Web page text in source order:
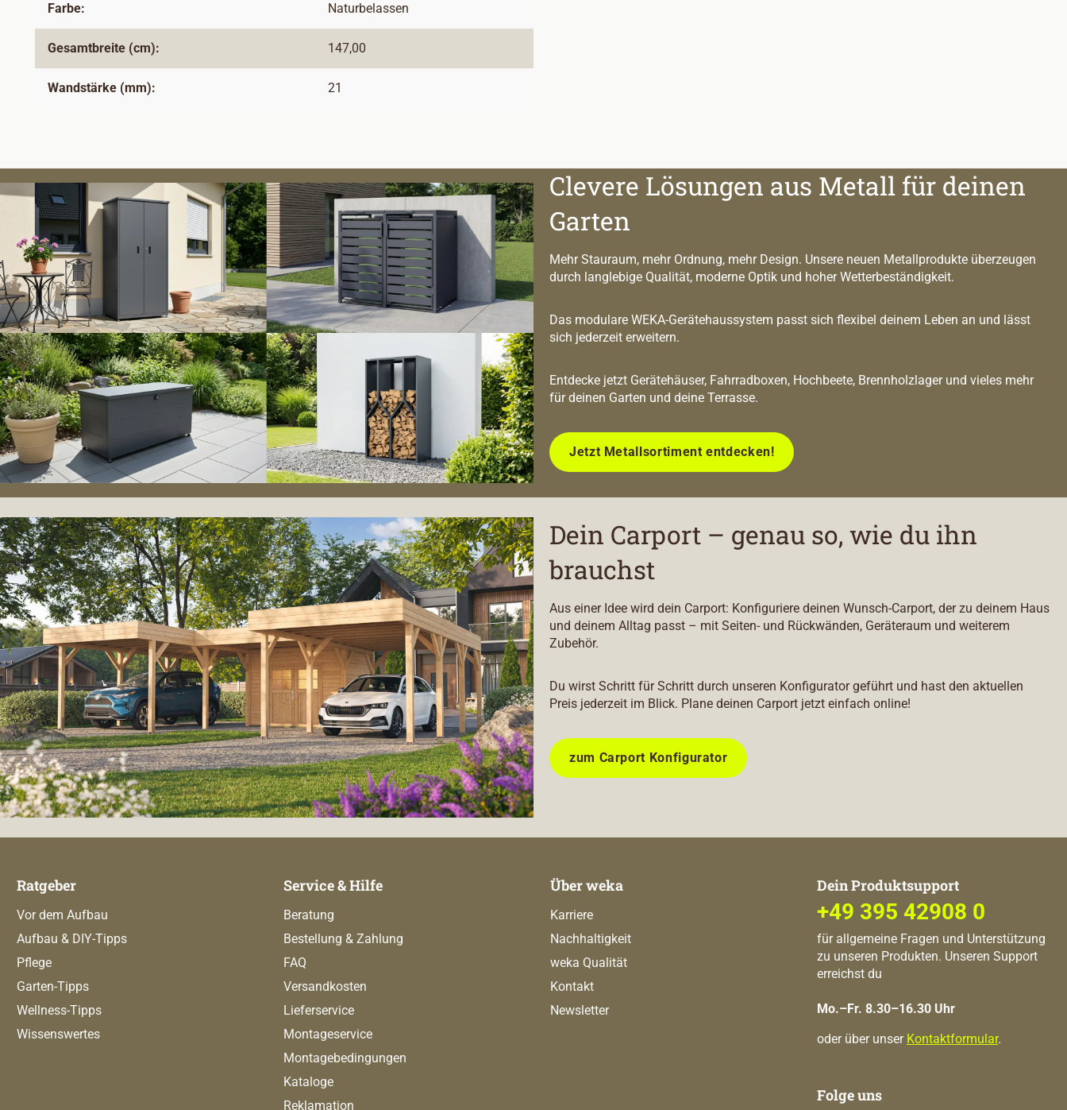
Farbe: Naturbelassen
Gesamtbreite (cm): 147,00
Wandstärke (mm): 21
Clevere Lösungen aus Metall für deinen
Garten
Mehr Stauraum, mehr Ordnung, mehr Design. Unsere neuen Metallprodukte überzeugen
durch langlebige Qualität, moderne Optik und hoher Wetterbeständigkeit.
Das modulare WEKA-Gerätehaussystem passt sich flexibel deinem Leben an und lässt
sich jederzeit erweitern.
Entdecke jetzt Gerätehäuser, Fahrradboxen, Hochbeete, Brennholzlager und vieles mehr
für deinen Garten und deine Terrasse.
Jetzt Metallsortiment entdecken!
Dein Carport – genau so, wie du ihn
brauchst
Aus einer Idee wird dein Carport: Konfiguriere deinen Wunsch-Carport, der zu deinem Haus
und deinem Alltag passt – mit Seiten- und Rückwänden, Geräteraum und weiterem
Zubehör.
Du wirst Schritt für Schritt durch unseren Konfigurator geführt und hast den aktuellen
Preis jederzeit im Blick. Plane deinen Carport jetzt einfach online!
zum Carport Konfigurator
Ratgeber
Vor dem Aufbau
Aufbau & DIY-Tipps
Pflege
Garten-Tipps
Wellness-Tipps
Wissenswertes
Service & Hilfe
Beratung
Bestellung & Zahlung
FAQ
Versandkosten
Lieferservice
Montageservice
Montagebedingungen
Kataloge
Reklamation
Über weka
Karriere
Nachhaltigkeit
weka Qualität
Kontakt
Newsletter
Dein Produktsupport
+49 395 42908 0
für allgemeine Fragen und Unterstützung
zu unseren Produkten. Unseren Support
erreichst du
Mo.–Fr. 8.30–16.30 Uhr
oder über unser Kontaktformular.
Folge uns